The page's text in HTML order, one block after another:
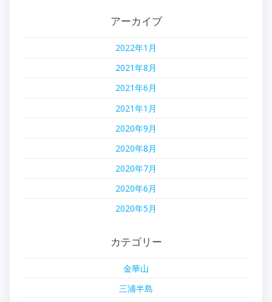
アーカイブ
2022年1月
2021年8月
2021年6月
2021年1月
2020年9月
2020年8月
2020年7月
2020年6月
2020年5月
カテゴリー
金華山
三浦半島